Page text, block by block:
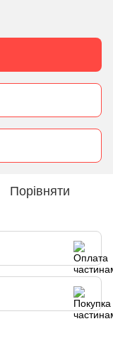
Порівняти